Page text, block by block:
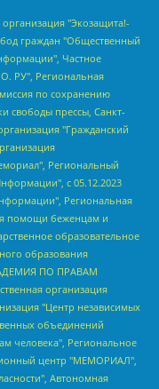
с ограниченной ответственностью "Нобелевский призыв", Гималова Регина Эмилевна, Григорьев Андрей Валерьевич, Григорьева Алина Александровна, Ассоциация по содействию защите прав призывников, альтернативнослужащих и военнослужащих "Правозащитная группа "Гражданин.Армия.Право", Хисамова Регина Фаритовна, Автономная некоммерческая организация по реализации социально-правовых программ "Лилит", Дальневосточное общественное движение "Маяк", Санкт-Петербургская ЛГБТ-инициативная группа "Выход", Инициативная группа ЛГБТ+ "Реверс", Алексеев Андрей Викторович, Бекбулатова Таисия Львовна, Беляев Иван Михайлович, Владыкина Елена Сергеевна, Гельман Марат Александрович, Никульшина Вероника Юрьевна, Толоконникова Надежда Андреевна, Шендерович Виктор Анатольевич, Общество с ограниченной ответственностью "Данное сообщение", Общество с ограниченной ответственностью Издательский дом "Новая глава", Айнбиндер Александра Александровна, Московский комьюнити-центр для ЛГБТ+инициатив, Благотворительный фонд развития филантропии, Deutsche Welle (Германия, Kurt-Schumacher-Strasse 3, 53113 Bonn), Борзунова Мария Михайловна, Воробьев Виктор Викторович, Голубева Анна Львовна, Константинова Алла Михайловна, Малкова Ирина Владимировна, Мурадов Мурад Абдулгалимович, Осетинская Елизавета Николаевна, Понасенков Евгений Николаевич, Ганапольский Матвей Юрьевич, Киселев Евгений Алексеевич, Борухович Ирина Григорьевна, Дремин Иван Тимофеевич, Дубровский Дмитрий Викторович, Красноярская региональная общественная организация поддержки и развития альтернативных образовательных технологий и межкультурных коммуникаций "ИНТЕРРА", Маяковская Екатерина Алексеевна, Фейгин Марк Захарович, Филимонов Андрей Викторович, Дзугкоева Регина Николаевна, Доброхотов Роман Александрович, Дудь Юрий Александрович, Елкин Сергей Владимирович, Кругликов Кирилл Игоревич, Сабунаева Мария Леонидовна, Семенов Алексей Владимирович, Шаинян Карен Багратович, Шульман Екатерина Михайловна, Асафьев Артур Валерьевич, Вахштайн Виктор Семенович, Венедиктов Алексей Алексеевич, Лушникова Екатерина Евгеньевна, Волков Леонид Михайлович, Невзоров Александр Глебович, Пархоменко Сергей Борисович, Сироткин Ярослав Николаевич, Кара-Мурза Владимир Владимирович, Баранова Наталья Владимировна, Гозман Леонид Яковлевич, Кагарлицкий Борис Юльевич, Климарев Михаил Валерьевич, Милов Владимир Станиславович, Автономная некоммерческая организация Краснодарский центр современного искусства "Типография", Моргенштерн Алишер Тагирович, Соболь Любовь Эдуардовна, Общество с ограниченной ответственностью "ЛИЗА НОРМ", Каспаров Гарри Кимович, Ходорковский Михаил Борисович, Общество с ограниченной ответственностью "Апрельские тезисы", Данилович Ирина Брониславовна, Кашин Олег Владимирович, Петров Николай Владимирович, Пивоваров Алексей Владимирович, Соколов Михаил Владимирович, Цветкова Юлия Владимировна, Чичваркин Евгений Александрович, Комитет против пыток/Команда против пыток, Общество с ограниченной ответственностью "Первый научный", Общество с ограниченной ответственностью "Вертолет и ко", Белоцерковская Вероника Борисовна, Кац Максим Евгеньевич, Лазарева Татьяна Юрьевна, Шаведдинов Руслан Табризович, Яшин Илья Валерьевич, Общество с ограниченной ответственностью "Иноагент ААВ", Алешковский Дмитрий Петрович, Альбац Евгения Марковна, Быков Дмитрий Львович, Галямина Юлия Евгеньевна, Лойко Сергей Леонидович, Мартынов Кирилл Константинович, Медведев Сергей Александрович, Крашенинников Федор Геннадиевич, Гордеева Катерина Вл